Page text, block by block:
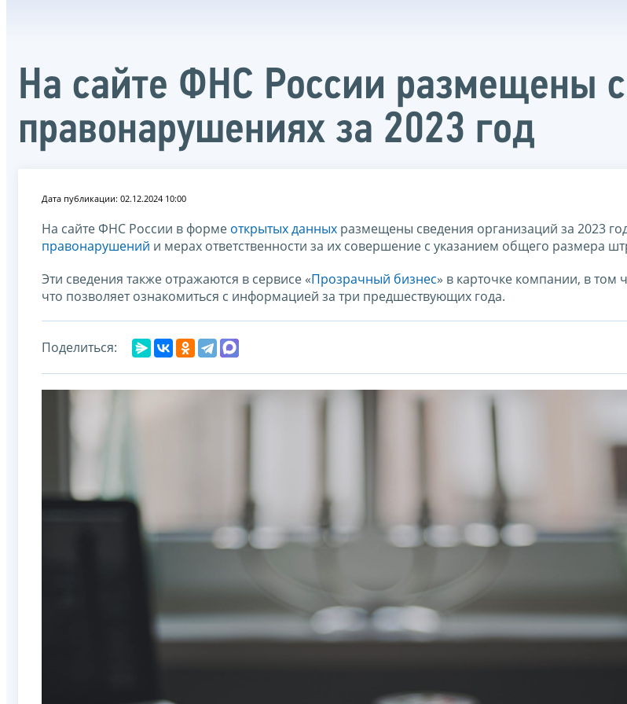
На сайте ФНС России размещены
правонарушениях за 2023 год
Дата публикации: 02.12.2024 10:00
На сайте ФНС России в форме открытых данных размещены сведения организаций за 2023
правонарушений и мерах ответственности за их совершение с указанием общего размера
Эти сведения также отражаются в сервисе «Прозрачный бизнес» в карточке компании, в том
что позволяет ознакомиться с информацией за три предшествующих года.
Поделиться: